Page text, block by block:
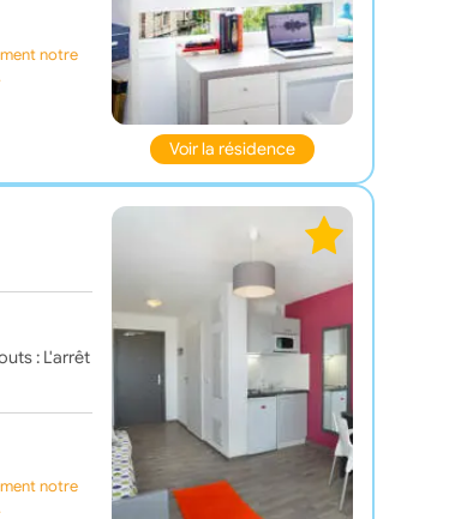
notre
Voir la résidence
: L'arrêt
notre